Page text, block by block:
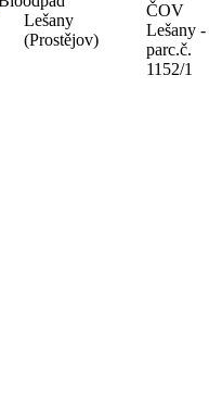
Lešany
(Prostějov)
ČOV
Lešany -
parc.č.
1152/1